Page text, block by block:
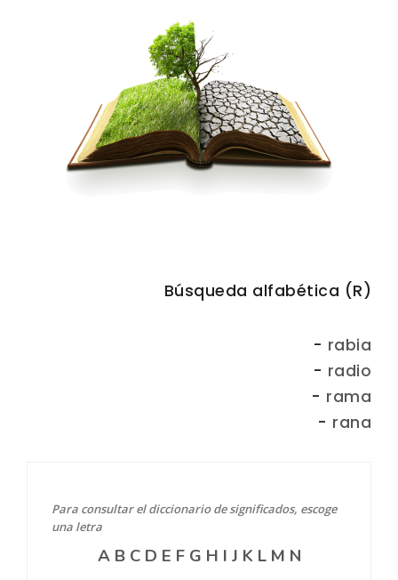
Búsqueda alfabética (R)
- rabia
- radio
- rama
- rana
Para consultar el diccionario de significados, escoge
una letra
A B C D E F G H I J K L M N